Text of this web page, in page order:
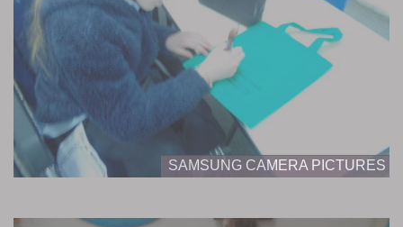
SAMSUNG CAMERA PICTURES